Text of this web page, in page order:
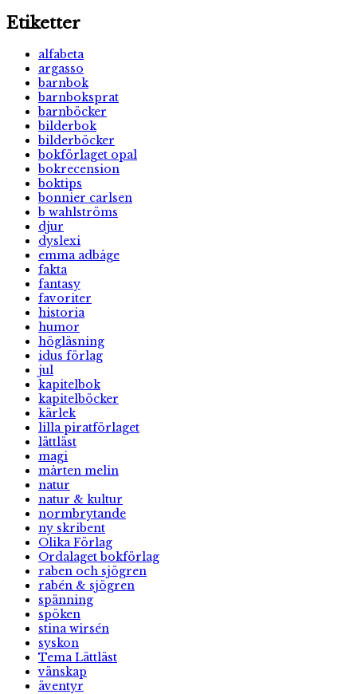
Etiketter
alfabeta
argasso
barnbok
barnboksprat
barnböcker
bilderbok
bilderböcker
bokförlaget opal
bokrecension
boktips
bonnier carlsen
b wahlströms
djur
dyslexi
emma adbåge
fakta
fantasy
favoriter
historia
humor
högläsning
idus förlag
jul
kapitelbok
kapitelböcker
kärlek
lilla piratförlaget
lättläst
magi
mårten melin
natur
natur & kultur
normbrytande
ny skribent
Olika Förlag
Ordalaget bokförlag
raben och sjögren
rabén & sjögren
spänning
spöken
stina wirsén
syskon
Tema Lättläst
vänskap
äventyr